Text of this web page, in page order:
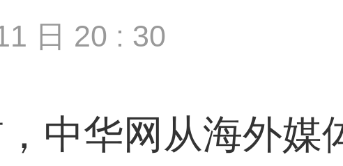
日 20 : 30
，中华网从海外媒